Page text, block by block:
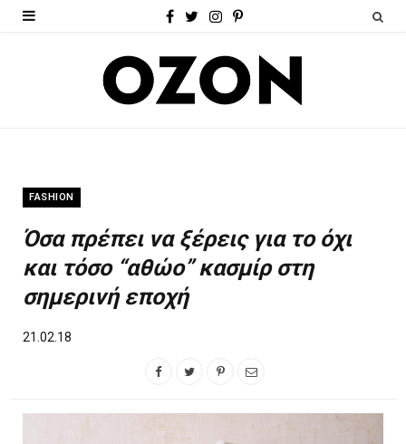
F
k
T
i
I
a
m
P
s
t
FASHION
Όσα πρέπει να ξέρεις για το όχι
και τόσο “αθώο” κασμίρ στη
σημερινή εποχή
21.02.18